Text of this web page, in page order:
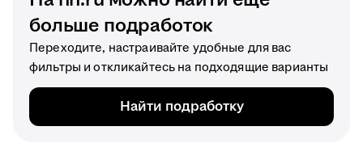
больше подработок
Переходите, настраивайте удобные для вас
фильтры и откликайтесь на подходящие варианты
Найти подработку